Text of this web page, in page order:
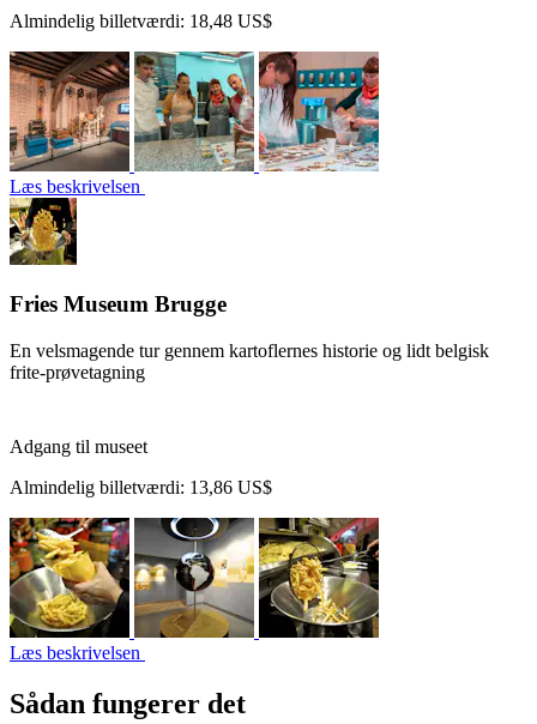
Almindelig billetværdi: 18,48 US$
Læs beskrivelsen
Fries Museum Brugge
En velsmagende tur gennem kartoflernes historie og lidt belgisk
frite-prøvetagning
Adgang til museet
Almindelig billetværdi: 13,86 US$
Læs beskrivelsen
Sådan fungerer det